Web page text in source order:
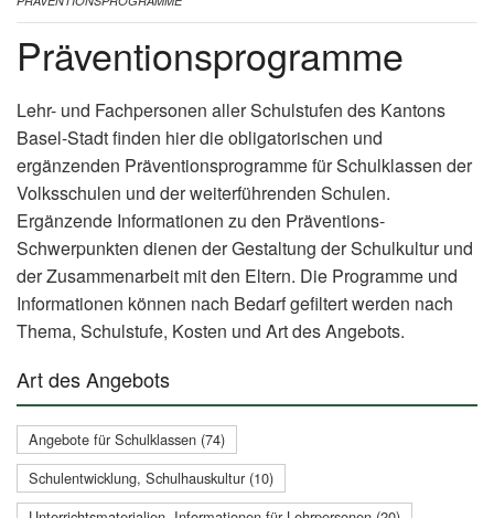
Präventionsprogramme
Lehr- und Fachpersonen aller Schulstufen des Kantons
Basel-Stadt finden hier die obligatorischen und
ergänzenden Präventionsprogramme für Schulklassen der
Volksschulen und der weiterführenden Schulen.
Ergänzende Informationen zu den Präventions-
Schwerpunkten dienen der Gestaltung der Schulkultur und
der Zusammenarbeit mit den Eltern. Die Programme und
Informationen können nach Bedarf gefiltert werden nach
Thema, Schulstufe, Kosten und Art des Angebots.
Art des Angebots
Angebote für Schulklassen (74)
Schulentwicklung, Schulhauskultur (10)